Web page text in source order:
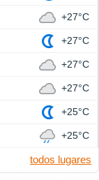
+27°C
+27°C
+27°C
+27°C
+25°C
+25°C
todos lugares